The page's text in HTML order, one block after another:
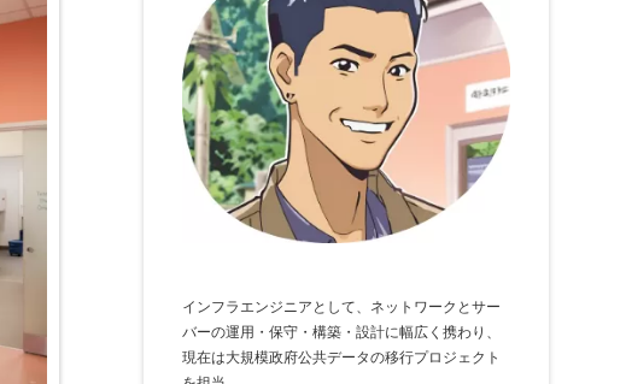
インフラエンジニアとして、ネットワークとサー
バーの運用・保守・構築・設計に幅広く携わり、
現在は大規模政府公共データの移行プロジェクト